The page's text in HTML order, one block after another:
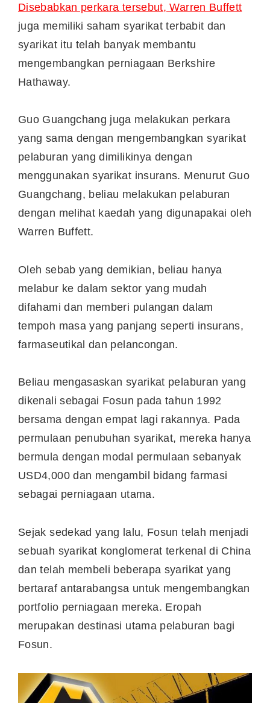
Disebabkan perkara tersebut, Warren Buffett
juga memiliki saham syarikat terbabit dan
syarikat itu telah banyak membantu
mengembangkan perniagaan Berkshire
Hathaway.
Guo Guangchang juga melakukan perkara
yang sama dengan mengembangkan syarikat
pelaburan yang dimilikinya dengan
menggunakan syarikat insurans. Menurut Guo
Guangchang, beliau melakukan pelaburan
dengan melihat kaedah yang digunapakai oleh
Warren Buffett.
Oleh sebab yang demikian, beliau hanya
melabur ke dalam sektor yang mudah
difahami dan memberi pulangan dalam
tempoh masa yang panjang seperti insurans,
farmaseutikal dan pelancongan.
Beliau mengasaskan syarikat pelaburan yang
dikenali sebagai Fosun pada tahun 1992
bersama dengan empat lagi rakannya. Pada
permulaan penubuhan syarikat, mereka hanya
bermula dengan modal permulaan sebanyak
USD4,000 dan mengambil bidang farmasi
sebagai perniagaan utama.
Sejak sedekad yang lalu, Fosun telah menjadi
sebuah syarikat konglomerat terkenal di China
dan telah membeli beberapa syarikat yang
bertaraf antarabangsa untuk mengembangkan
portfolio perniagaan mereka. Eropah
merupakan destinasi utama pelaburan bagi
Fosun.